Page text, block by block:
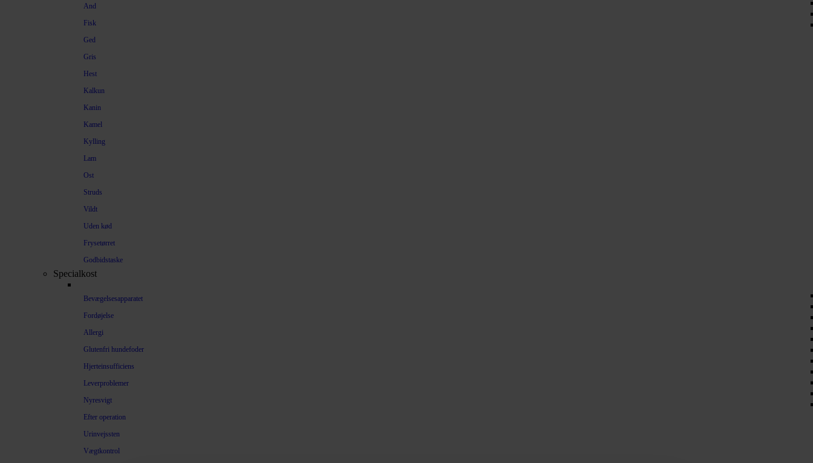
And
Fisk
Ged
Gris
Hest
Kalkun
Kanin
Kamel
Kylling
Lam
Ost
Struds
Vildt
Uden kød
Frysetørret
Godbidstaske
Specialkost
Bevægelsesapparatet
Fordøjelse
Allergi
Glutenfri hundefoder
Hjerteinsufficiens
Leverproblemer
Nyresvigt
Efter operation
Urinvejssten
Vægtkontrol